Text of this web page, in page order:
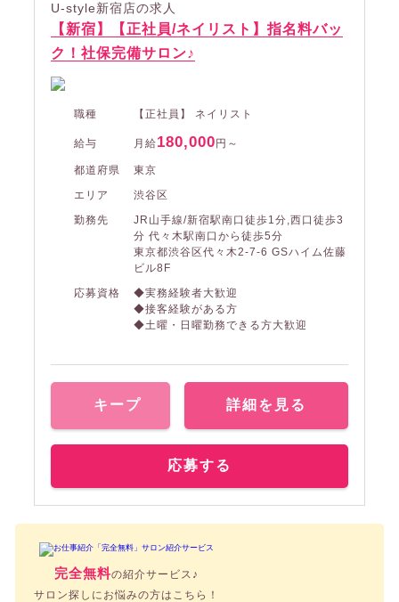
U-style新宿店の求人
【新宿】【正社員/ネイリスト】指名料バッ
ク！社保完備サロン♪
職種 【正社員】 ネイリスト
給与 月給180,000 円～
都道府県
東京
エリア
渋谷区
勤務先
JR山手線/新宿駅南口徒歩1分,西口徒歩3
分 代々木駅南口から徒歩5分
東京都渋谷区代々木2-7-6 GSハイム佐藤
ビル8F
応募資格
◆実務経験者大歓迎
◆接客経験がある方
◆土曜・日曜勤務できる方大歓迎
キープ 詳細を見る
応募する
完全無料の紹介サービス♪
サロン探しにお悩みの方はこちら！